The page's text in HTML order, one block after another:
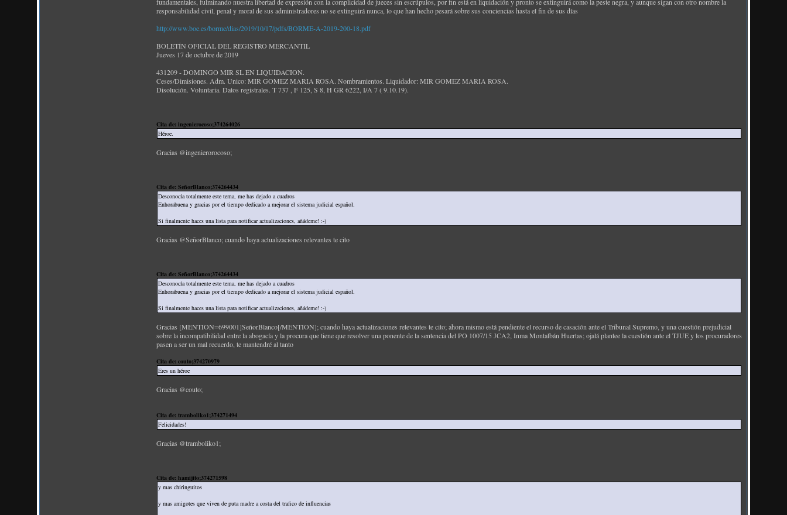
responsabilidad civil, penal y moral de sus administradores no se extinguirá nunca, lo que han hecho pesará sobre sus conciencias hasta el fin de sus días
http://www.boe.es/borme/dias/2019/10/17/pdfs/BORME-A-2019-200-18.pdf
BOLETÍN OFICIAL DEL REGISTRO MERCANTIL
Jueves 17 de octubre de 2019
431209 - DOMINGO MIR SL EN LIQUIDACION.
Ceses/Dimisiones. Adm. Unico: MIR GOMEZ MARIA ROSA. Nombramientos. Liquidador: MIR GOMEZ MARIA ROSA.
Disolución. Voluntaria. Datos registrales. T 737 , F 125, S 8, H GR 6222, I/A 7 ( 9.10.19).
Cita de: ingenierocoso;374264026
Héroe.
Gracias @ingenierorocoso;
Cita de: SeñorBlanco;374264434
Desconocía totalmente este tema, me has dejado a cuadros
Enhorabuena y gracias por el tiempo dedicado a mejorar el sistema judicial español.
Si finalmente haces una lista para notificar actualizaciones, añádeme! :-)
Gracias @SeñorBlanco; cuando haya actualizaciones relevantes te cito
Cita de: SeñorBlanco;374264434
Desconocía totalmente este tema, me has dejado a cuadros
Enhorabuena y gracias por el tiempo dedicado a mejorar el sistema judicial español.
Si finalmente haces una lista para notificar actualizaciones, añádeme! :-)
Gracias [MENTION=699001]SeñorBlanco[/MENTION]; cuando haya actualizaciones relevantes te cito; ahora mismo está pendiente el recurso de casación ante el Tribunal Supremo, y una cuestión prejudicial
sobre la incompatibilidad entre la abogacía y la procura que tiene que resolver una ponente de la sentencia del PO 1007/15 JCA2, Inma Montalbán Huertas; ojalá plantee la cuestión ante el TJUE y los procuradores
pasen a ser un mal recuerdo, te mantendré al tanto
Cita de: couto;374270979
Eres un héroe
Gracias @couto;
Cita de: tramboliko1;374271494
Felicidades!
Gracias @tramboliko1;
Cita de: hamijito;374271598
y mas chiringuitos
y mas amigotes que viven de puta madre a costa del trafico de influencias